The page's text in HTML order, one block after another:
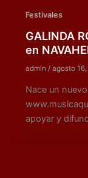
Festivales
GALINDA
en
admin / agosto
Nace un
apoyar y